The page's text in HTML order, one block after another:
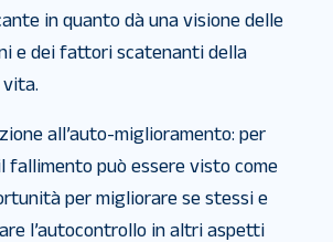
in quanto dà una visione delle
e dei fattori scatenanti della
all’auto-miglioramento: per
fallimento può essere visto come
per migliorare se stessi e
l’autocontrollo in altri aspetti